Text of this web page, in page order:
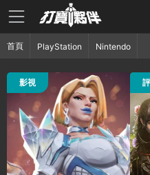
影視
35 觀看
首頁 PlayStation Nintendo